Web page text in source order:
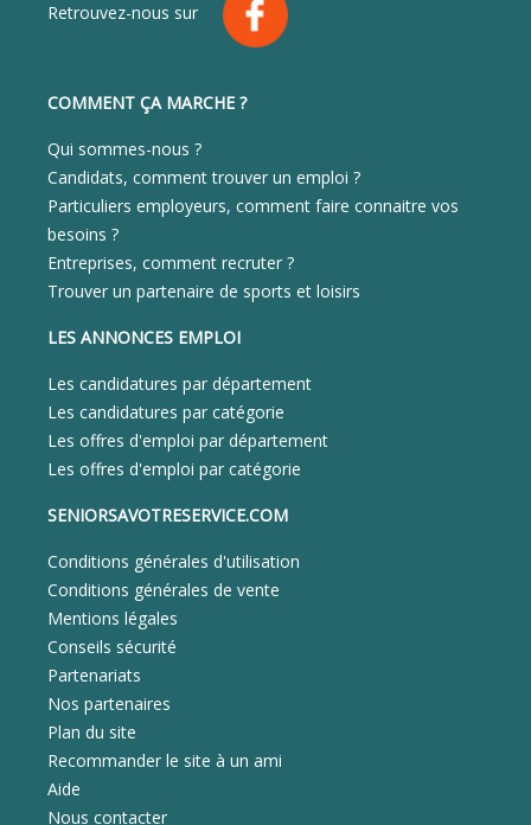
Retrouvez-nous sur
COMMENT ÇA MARCHE ?
Qui sommes-nous ?
Candidats, comment trouver un emploi ?
Particuliers employeurs, comment faire connaitre vos
besoins ?
Entreprises, comment recruter ?
Trouver un partenaire de sports et loisirs
LES ANNONCES EMPLOI
Les candidatures par département
Les candidatures par catégorie
Les offres d'emploi par département
Les offres d'emploi par catégorie
SENIORSAVOTRESERVICE.COM
Conditions générales d'utilisation
Conditions générales de vente
Mentions légales
Conseils sécurité
Partenariats
Nos partenaires
Plan du site
Recommander le site à un ami
Aide
Nous contacter